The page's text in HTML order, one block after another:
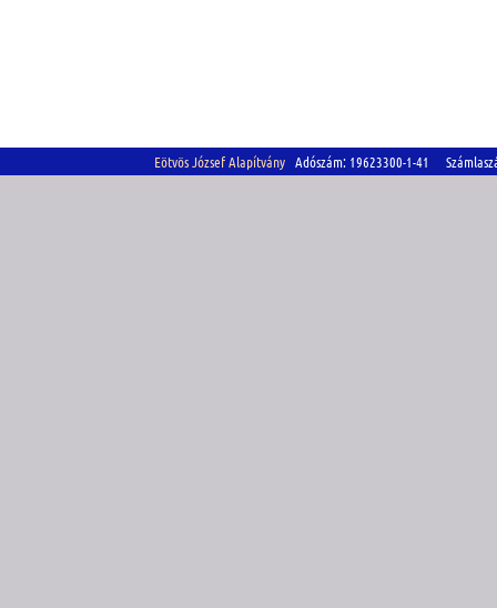
Eötvös József Alapítvány Adószám: 19623300-1-41